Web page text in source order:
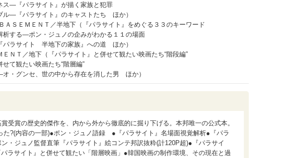
ス―『パラサイト』が描く家族と犯罪
ル―『パラサイト』のキャストたち ほか）
ＡＳＥＭＥＮＴ／半地下（『パラサイト』をめぐる３３のキーワード
析する―ポン・ジュノの企みがわかる１１の場面
パラサイト 半地下の家族』への道 ほか）
ＮＴ／地下（『パラサイト』と併せて観たい映画たち“階段編”
せて観たい映画たち“階層編”
・グンセ、世の中から存在を消した男 ほか）
受賞の歴史的傑作を、内から外から徹底的に掘り下げる。本邦唯一の公式本。
た?(内容の一部)●ポン・ジュノ語録 ●『パラサイト』名場面視覚解析●『パラ
・ジュノ監督直筆『パラサイト』絵コンテ邦訳抜粋(計120P超)●『パラサイ
ラサイト』と併せて観たい「階層映画」●韓国映画の制作環境、その現在と過